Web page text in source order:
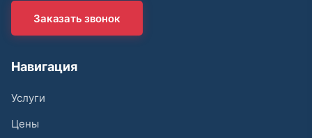
Заказать звонок
Навигация
Услуги
Цены